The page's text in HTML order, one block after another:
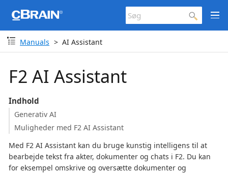
Manuals AI Assistant
F2 AI Assistant
Indhold
Generativ AI
Muligheder med F2 AI Assistant
Med F2 AI Assistant kan du bruge kunstig intelligens til at
bearbejde tekst fra akter, dokumenter og chats i F2. Du kan
for eksempel omskrive og oversætte dokumenter og